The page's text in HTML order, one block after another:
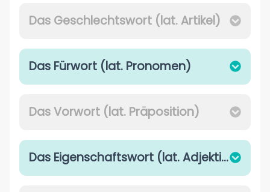
Das Geschlechtswort (lat. Artikel)
Das Fürwort (lat. Pronomen)
Das Vorwort (lat. Präposition)
Das Eigenschaftswort (lat. Adjektiv)